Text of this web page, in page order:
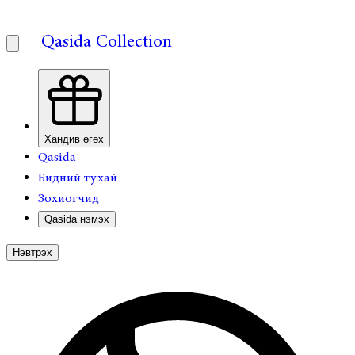
Qasida Collection
Хандив өгөх
Qasida
Бидний тухай
Зохиогчид
Qasida нэмэх
Нэвтрэх